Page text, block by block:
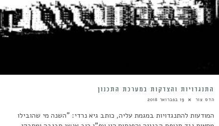
התנגדויות והצדקות במערכת התכנון
הדס צור 19 בפברואר 2018
המודעות להתנגדויות במגמת עליה, כותב גיא נרדי: "השנה מי שהובילו